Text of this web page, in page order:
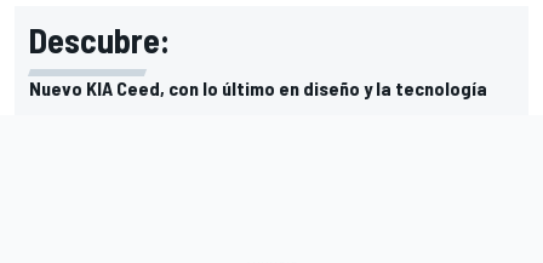
Descubre:
Nuevo KIA Ceed, con lo último en diseño y la tecnología